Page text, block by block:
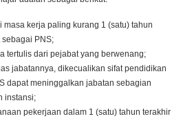
masa kerja paling kurang 1 (satu) tahun
PNS;
tertulis dari pejabat yang berwenang;
jabatannya, dikecualikan sifat pendidikan
dapat meninggalkan jabatan sebagian
instansi;
pekerjaan dalam 1 (satu) tahun terakhir